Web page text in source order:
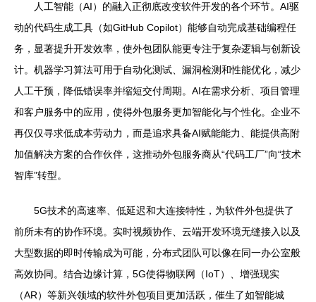
人工智能（AI）的融入正彻底改变软件开发的各个环节。AI驱
动的代码生成工具（如GitHub Copilot）能够自动完成基础编程任
务，显著提升开发效率，使外包团队能更专注于复杂逻辑与创新设
计。机器学习算法可用于自动化测试、漏洞检测和性能优化，减少
人工干预，降低错误率并缩短交付周期。AI在需求分析、项目管理
和客户服务中的应用，使得外包服务更加智能化与个性化。企业不
再仅仅寻求低成本劳动力，而是追求具备AI赋能能力、能提供高附
加值解决方案的合作伙伴，这推动外包服务商从“代码工厂”向“技术
智库”转型。
5G技术的高速率、低延迟和大连接特性，为软件外包提供了
前所未有的协作环境。实时视频协作、云端开发环境无缝接入以及
大型数据的即时传输成为可能，分布式团队可以像在同一办公室般
高效协同。结合边缘计算，5G使得物联网（IoT）、增强现实
（AR）等新兴领域的软件外包项目更加活跃，催生了如智能城